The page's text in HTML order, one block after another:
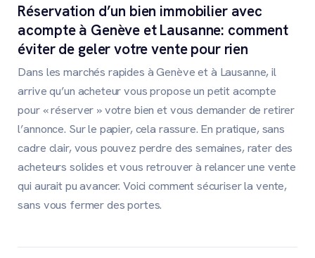
Réservation d’un bien immobilier avec
acompte à Genève et Lausanne: comment
éviter de geler votre vente pour rien
Dans les marchés rapides à Genève et à Lausanne, il
arrive qu’un acheteur vous propose un petit acompte
pour « réserver » votre bien et vous demander de retirer
l’annonce. Sur le papier, cela rassure. En pratique, sans
cadre clair, vous pouvez perdre des semaines, rater des
acheteurs solides et vous retrouver à relancer une vente
qui aurait pu avancer. Voici comment sécuriser la vente,
sans vous fermer des portes.